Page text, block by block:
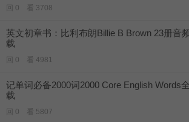
回 0 看 3708
英文初章书：比利布朗Billie B Brown 23册音
载
回 0 看 4981
记单词必备2000词2000 Core English Words
载
回 0 看 5807